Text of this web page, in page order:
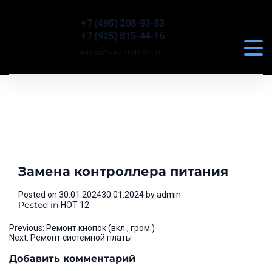
+7 (495) 208-93-83
+7 (925) 815-44-16
Ежедневно 10:00-22:00
Замена контроллера питания
Posted on 30.01.202430.01.2024 byadmin
Posted in HOT 12
Навигация
по
записям
Previous: Ремонт кнопок (вкл., гром.)
Next: Ремонт системной платы
Добавить комментарий